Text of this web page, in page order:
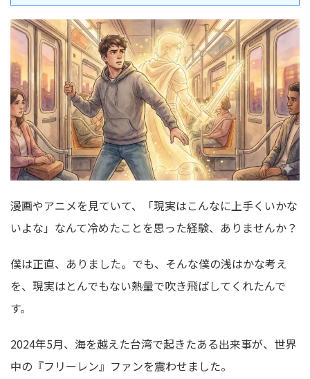
漫画やアニメを見ていて、「現実はこんなに上手くいかな
いよな」なんて冷めたことを思った経験、ありませんか？
僕は正直、ありました。でも、そんな僕の浅はかな考え
を、現実はとんでもない熱量で吹き飛ばしてくれたんで
す。
2024年5月、海を越えた台湾で起きたある出来事が、世界
中の『フリーレン』ファンを震わせました。